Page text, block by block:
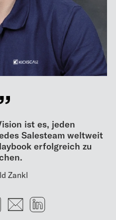
ist es, jeden
Salesteam weltweit
erfolgreich zu
Zankl
Facebook
E-mail